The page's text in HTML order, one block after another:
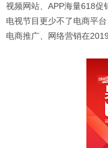
视频网站、APP海量618促
电视节目更少不了电商平台
电商推广、网络营销在